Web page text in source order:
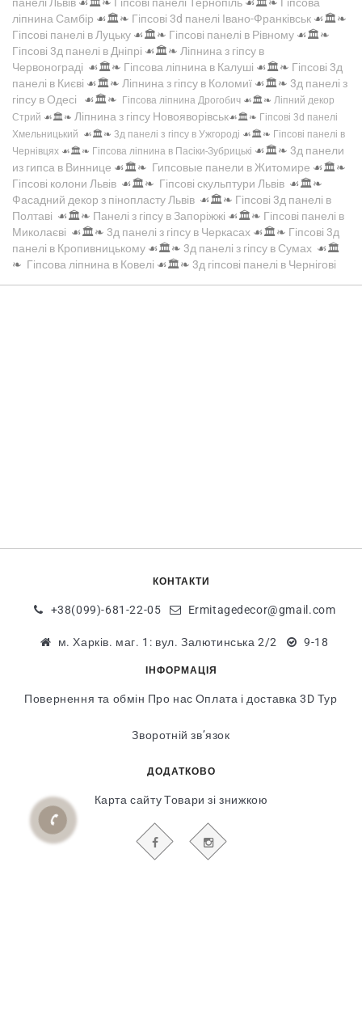
ліпнина Самбір ☙🏛️❧ Гіпсові 3d панелі Івано-Франківськ ☙🏛️❧
Гіпсові панелі в Луцьку ☙🏛️❧ Гіпсові панелі в Рівному ☙🏛️❧
Гіпсові 3д панелі в Дніпрі ☙🏛️❧ Ліпнина з гіпсу в
Червонограді ☙🏛️❧ Гіпсова ліпнина в Калуші ☙🏛️❧ Гіпсові 3д
панелі в Києві ☙🏛️❧ Ліпнина з гіпсу в Коломиї ☙🏛️❧ 3д панелі з
гіпсу в Одесі ☙🏛️❧ Гіпсова ліпнина Дрогобич ☙🏛️❧ Ліпний декор
Стрий ☙🏛️❧ Ліпнина з гіпсу Новояворівськ☙🏛️❧ Гіпсові 3d панелі
Хмельницький ☙🏛️❧ 3д панелі з гіпсу в Ужгороді ☙🏛️❧ Гіпсові панелі в
Чернівцях ☙🏛️❧ Гіпсова ліпнина в Пасіки-Зубрицькі ☙🏛️❧ 3д панели
из гипса в Виннице ☙🏛️❧ Гипсовые панели в Житомире ☙🏛️❧
Гіпсові колони Львів ☙🏛️❧ Гіпсові скульптури Львів ☙🏛️❧
Фасадний декор з пінопласту Львів ☙🏛️❧ Гіпсові 3д панелі в
Полтаві ☙🏛️❧ Панелі з гіпсу в Запоріжжі ☙🏛️❧ Гіпсові панелі в
Миколаєві ☙🏛️❧ 3д панелі з гіпсу в Черкасах ☙🏛️❧ Гіпсові 3д
панелі в Кропивницькому ☙🏛️❧ 3д панелі з гіпсу в Сумах ☙🏛️
❧ Гіпсова ліпнина в Ковелі ☙🏛️❧ 3д гіпсові панелі в Чернігові
КОНТАКТИ
+38(099)-681-22-05 Ermitagedecor@gmail.com
м. Харків. маг. 1: вул. Залютинська 2/2 9-18
ІНФОРМАЦІЯ
Повернення та обмін Про нас Оплата і доставка 3D Тур
Зворотній зв’язок
ДОДАТКОВО
Карта сайту Товари зі знижкою